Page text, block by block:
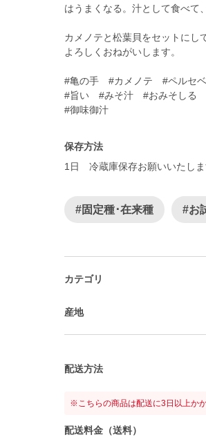
はうまくなる。汁として食べて
カメノテと松葉貝をセットにし
よろしくおねがいします。
#亀の手 #カメノテ #ペルセ
#旨い #みそ汁 #おみそしる
保存方法
1日 冷蔵庫保存お願いいたし
#固定種･在来種 #お
カテゴリ
産地
配送方法
※こちらの商品は配送に3日以上か
配送料金（送料）